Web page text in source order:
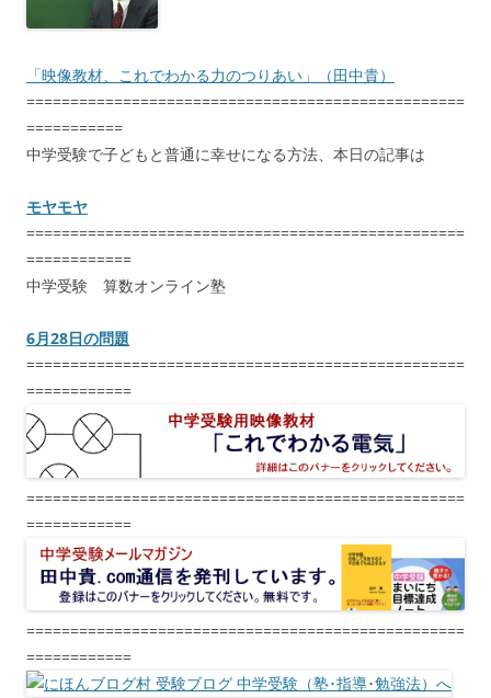
「映像教材、これでわかる力のつりあい」（田中貴）
==================================================
===========
中学受験で子どもと普通に幸せになる方法、本日の記事は
モヤモヤ
==================================================
============
中学受験 算数オンライン塾
6月28日の問題
==================================================
============
==================================================
============
==================================================
============